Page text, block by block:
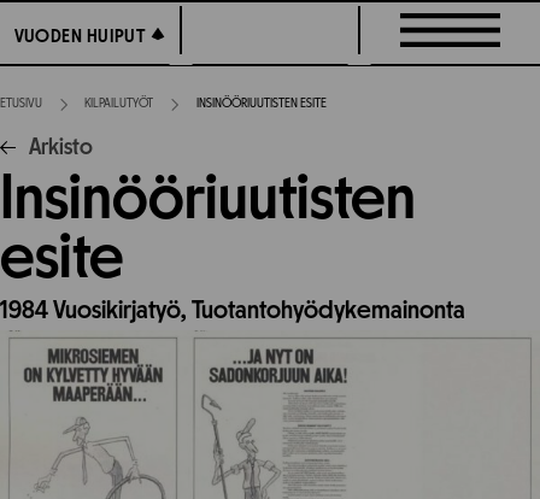
suoraan
sisältöön
VUODEN HUIPUT
VUODEN HUIPUT
ETUSIVU KILPAILUTYÖT INSINÖÖRIUUTISTEN ESITE
Arkisto
Insinööriuutisten
esite
1984Vuosikirjatyö, Tuotantohyödykemainonta